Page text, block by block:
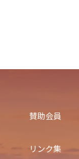
賛助会員
リンク集